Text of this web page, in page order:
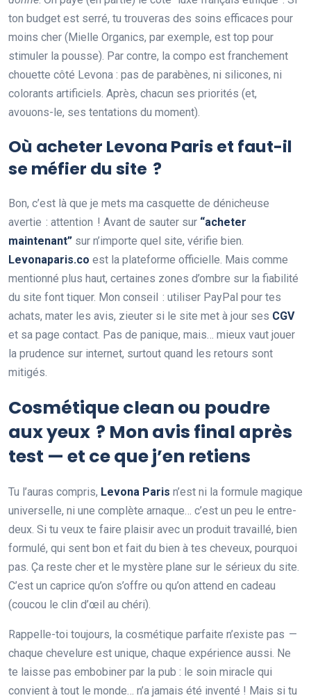
ton budget est serré, tu trouveras des soins efficaces pour
moins cher (Mielle Organics, par exemple, est top pour
stimuler la pousse). Par contre, la compo est franchement
chouette côté Levona : pas de parabènes, ni silicones, ni
colorants artificiels. Après, chacun ses priorités (et,
avouons-le, ses tentations du moment).
Où acheter Levona Paris et faut-il
se méfier du site ?
Bon, c’est là que je mets ma casquette de dénicheuse
avertie : attention ! Avant de sauter sur “acheter
maintenant” sur n’importe quel site, vérifie bien.
Levonaparis.co est la plateforme officielle. Mais comme
mentionné plus haut, certaines zones d’ombre sur la fiabilité
du site font tiquer. Mon conseil : utiliser PayPal pour tes
achats, mater les avis, zieuter si le site met à jour ses CGV
et sa page contact. Pas de panique, mais… mieux vaut jouer
la prudence sur internet, surtout quand les retours sont
mitigés.
Cosmétique clean ou poudre
aux yeux ? Mon avis final après
test — et ce que j’en retiens
Tu l’auras compris, Levona Paris n’est ni la formule magique
universelle, ni une complète arnaque… c’est un peu le entre-
deux. Si tu veux te faire plaisir avec un produit travaillé, bien
formulé, qui sent bon et fait du bien à tes cheveux, pourquoi
pas. Ça reste cher et le mystère plane sur le sérieux du site.
C’est un caprice qu’on s’offre ou qu’on attend en cadeau
(coucou le clin d’œil au chéri).
Rappelle-toi toujours, la cosmétique parfaite n’existe pas —
chaque chevelure est unique, chaque expérience aussi. Ne
te laisse pas embobiner par la pub : le soin miracle qui
convient à tout le monde… n’a jamais été inventé ! Mais si tu